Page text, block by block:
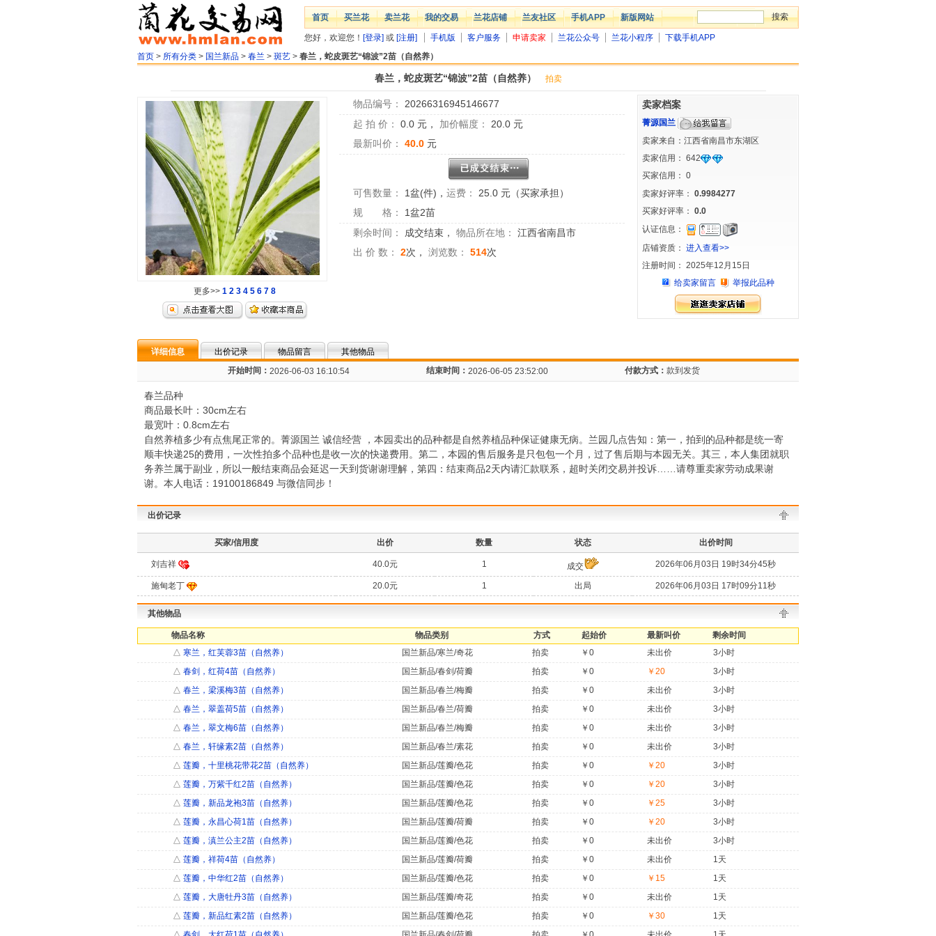
首页 买兰花 卖兰花 我的交易 兰花店铺 兰友社区 手机APP 新版网站
您好，欢迎您！ [登录] 或 [注册] 手机版 客户服务 申请卖家 兰花公众号 兰花小程序
下载手机APP
首页 > 所有分类 > 国兰新品 > 春兰 > 斑艺 > 春兰，蛇皮斑艺“锦波”2苗（自然养）
春兰，蛇皮斑艺“锦波”2苗（自然养） 拍卖
更多>> 1 2 3 4 5 6 7 8
物品编号：
20266316945146677
起 拍 价：
0.0 元， 加价幅度： 20.0 元
最新叫价：
40.0 元
可售数量： 1盆(件) ， 运费：
25.0 元（买家承担）
规 格：
1盆2苗
剩余时间：
成交结束 ， 物品所在地：
江西省南昌市
出 价 数：
2次， 浏览数： 514次
卖家档案
菁源国兰
卖家来自：江西省南昌市东湖区
卖家信用： 642
买家信用： 0
卖家好评率： 0.9984277
买家好评率： 0.0
认证信息：
店铺资质： 进入查看>>
注册时间： 2025年12月15日
给卖家留言
举报此品种
详细信息 出价记录 物品留言
其他物品
开始时间： 2026-06-03 16:10:54 结束时间： 2026-06-05 23:52:00 付款方式： 款到发货
春兰品种
商品最长叶：30cm左右
最宽叶：0.8cm左右
自然养植多少有点焦尾正常的。菁源国兰 诚信经营 ，本园卖出的品种都是自然养植品种保证健康无病。兰园几点告知：第一，拍到的品种都是统一寄
顺丰快递25的费用，一次性拍多个品种也是收一次的快递费用。第二，本园的售后服务是只包包一个月，过了售后期与本园无关。其三，本人集团就职
务养兰属于副业，所以一般结束商品会延迟一天到货谢谢理解，第四：结束商品2天内请汇款联系，超时关闭交易并投诉……请尊重卖家劳动成果谢
谢。本人电话：19100186849 与微信同步！
出价记录
买家/信用度 出价 数量 状态 出价时间
刘吉祥 40.0元 1 成交 2026年06月03日 19时34分45秒
施甸老丁 20.0元 1 出局 2026年06月03日 17时09分11秒
其他物品
物品名称 物品类别 方式 起始价 最新叫价
剩余时间
△ 寒兰，红芙蓉3苗（自然养） 国兰新品/寒兰/奇花 拍卖 ￥0 未出价
3小时
△ 春剑，红荷4苗（自然养） 国兰新品/春剑/荷瓣 拍卖 ￥0 ￥20
3小时
△ 春兰，梁溪梅3苗（自然养） 国兰新品/春兰/梅瓣 拍卖 ￥0 未出价
3小时
△ 春兰，翠盖荷5苗（自然养） 国兰新品/春兰/荷瓣 拍卖 ￥0 未出价
3小时
△ 春兰，翠文梅6苗（自然养） 国兰新品/春兰/梅瓣 拍卖 ￥0 未出价
3小时
△ 春兰，轩缘素2苗（自然养） 国兰新品/春兰/素花 拍卖 ￥0 未出价
3小时
△ 莲瓣，十里桃花带花2苗（自然养） 国兰新品/莲瓣/色花 拍卖 ￥0 ￥20
3小时
△ 莲瓣，万紫千红2苗（自然养） 国兰新品/莲瓣/色花 拍卖 ￥0 ￥20
3小时
△ 莲瓣，新品龙袍3苗（自然养） 国兰新品/莲瓣/色花 拍卖 ￥0 ￥25
3小时
△ 莲瓣，永昌心荷1苗（自然养） 国兰新品/莲瓣/荷瓣 拍卖 ￥0 ￥20
3小时
△ 莲瓣，滇兰公主2苗（自然养） 国兰新品/莲瓣/色花 拍卖 ￥0 未出价
3小时
△ 莲瓣，祥荷4苗（自然养） 国兰新品/莲瓣/荷瓣 拍卖 ￥0 未出价
1天
△ 莲瓣，中华红2苗（自然养） 国兰新品/莲瓣/色花 拍卖 ￥0 ￥15
1天
△ 莲瓣，大唐牡丹3苗（自然养） 国兰新品/莲瓣/奇花 拍卖 ￥0 未出价
1天
△ 莲瓣，新品红素2苗（自然养） 国兰新品/莲瓣/色花 拍卖 ￥0 ￥30
1天